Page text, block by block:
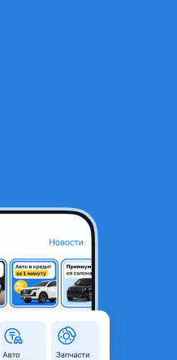
и может быть